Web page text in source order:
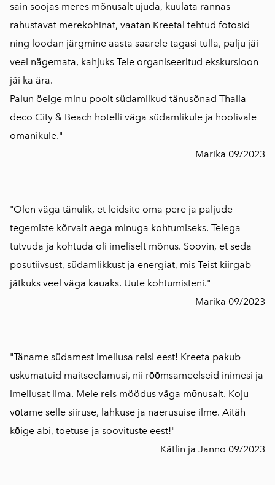
sain soojas meres mõnusalt ujuda, kuulata rannas
rahustavat merekohinat, vaatan Kreetal tehtud fotosid
ning loodan järgmine aasta saarele tagasi tulla, palju jäi
veel nägemata, kahjuks Teie organiseeritud ekskursioon
jäi ka ära.
Palun öelge minu poolt südamlikud tänusõnad Thalia
deco City & Beach hotelli väga südamlikule ja hoolivale
omanikule."
Marika 09/2023
"Olen väga tänulik, et leidsite oma pere ja paljude
tegemiste kõrvalt aega minuga kohtumiseks. Teiega
tutvuda ja kohtuda oli imeliselt mõnus. Soovin, et seda
posutiivsust, südamlikkust ja energiat, mis Teist kiirgab
jätkuks veel väga kauaks. Uute kohtumisteni."
Marika 09/2023
"Täname südamest imeilusa reisi eest! Kreeta pakub
uskumatuid maitseelamusi, nii rōōmsameelseid inimesi ja
imeilusat ilma. Meie reis möödus väga mōnusalt. Koju
vōtame selle siiruse, lahkuse ja naerusuise ilme. Aitäh
kōige abi, toetuse ja soovituste eest!"
Kätlin ja Janno 09/2023